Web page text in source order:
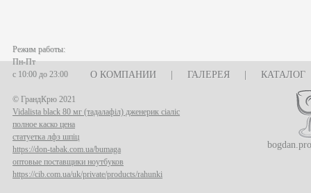
О КОМПАНИИ ГАЛЕРЕЯ КАТАЛОГ
Режим работы:
Пн-Пт
с 10:00 до 23:00
© ГрандКрю 2021
Vidalista black 80 мг (тадалафіл) дженерик сіаліс
полное каско цена
статуетка лфз шпіц
https://don-tabak.com.ua/bumaga
оптовые поставщики ноутбуков
https://cib.com.ua/uk/private/products/rahunki